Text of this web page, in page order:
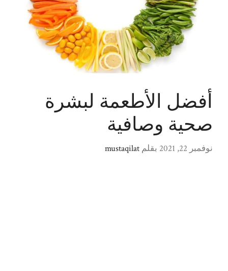
أفضل الأطعمة لبشرة
صحية وصافية
نوفمبر 22, 2021 بقلم mustaqilat